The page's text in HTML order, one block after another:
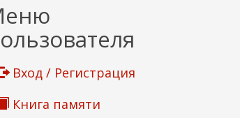
Вход / Регистрация
Книга памяти